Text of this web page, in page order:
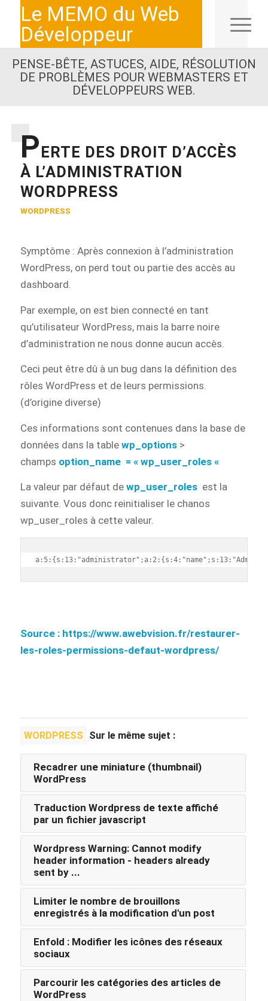
Le MEMO du Web
Développeur
PENSE-BÊTE, ASTUCES, AIDE, RÉSOLUTION
DE PROBLÈMES POUR WEBMASTERS ET
DÉVELOPPEURS WEB.
PERTE DES DROIT D’ACCÈS
À L’ADMINISTRATION
WORDPRESS
WORDPRESS
Symptôme : Après connexion à l’administration
WordPress, on perd tout ou partie des accès au
dashboard.
Par exemple, on est bien connecté en tant
qu’utilisateur WordPress, mais la barre noire
d’administration ne nous donne aucun accès.
Ceci peut être dû à un bug dans la définition des
rôles WordPress et de leurs permissions.
(d’origine diverse)
Ces informations sont contenues dans la base de
données dans la table wp_options >
champs option_name = « wp_user_roles «
La valeur par défaut de wp_user_rolesest la
suivante. Vous donc reinitialiser le chanos
wp_user_roles à cette valeur.
Source : https://www.awebvision.fr/restaurer-
les-roles-permissions-defaut-wordpress/
WORDPRESS Sur le même sujet :
Recadrer une miniature (thumbnail)
WordPress
Traduction Wordpress de texte affiché
par un fichier javascript
Wordpress Warning: Cannot modify
header information - headers already
sent by ...
Limiter le nombre de brouillons
enregistrés à la modification d'un post
Enfold : Modifier les icônes des réseaux
sociaux
Parcourir les catégories des articles de
WordPress